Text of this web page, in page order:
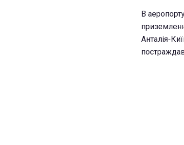
В
Анталія-